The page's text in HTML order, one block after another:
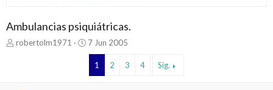
Ambulancias psiquiátricas.
Irobertolm1971
F
e
h
7 Jun 2005
1 2 3 4 Sig.